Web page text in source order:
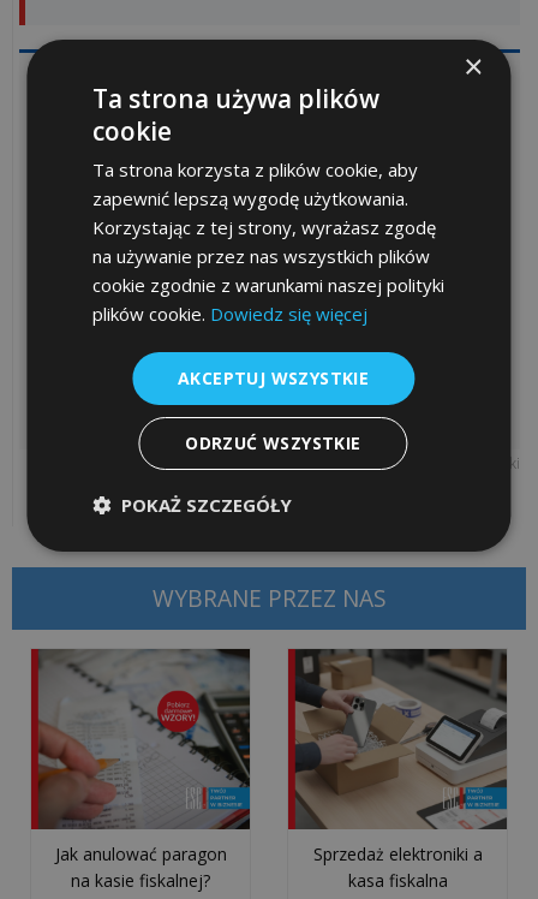
trafić
do...
odpowie
stycznia
2027!
paragonów
wszystkie
artykuły
Skorzystaj z darmowej konsultacji – nasi
doradcy są do Twojej dyspozycji:
Dział Handlowy ESC SA
ul. Mieszczańska 19, Kraków
(12) 656 51 58
sprzedaz@escsa.pl
Dział Handlowy ESC SA
(12) 656 33 64
sprzedaznh@escsa.pl
Dodane przez Wiktor Bogacki
WYBRANE PRZEZ NAS
Jak anulować paragon
na kasie fiskalnej?
Sprzedaż elektroniki a
kasa fiskalna
×
Ta strona używa plików
cookie
Ta strona korzysta z plików cookie, aby
zapewnić lepszą wygodę użytkowania.
Korzystając z tej strony, wyrażasz zgodę
na używanie przez nas wszystkich plików
cookie zgodnie z warunkami naszej polityki
plików cookie. Dowiedz się więcej
AKCEPTUJ WSZYSTKIE
ODRZUĆ WSZYSTKIE
POKAŻ SZCZEGÓŁY